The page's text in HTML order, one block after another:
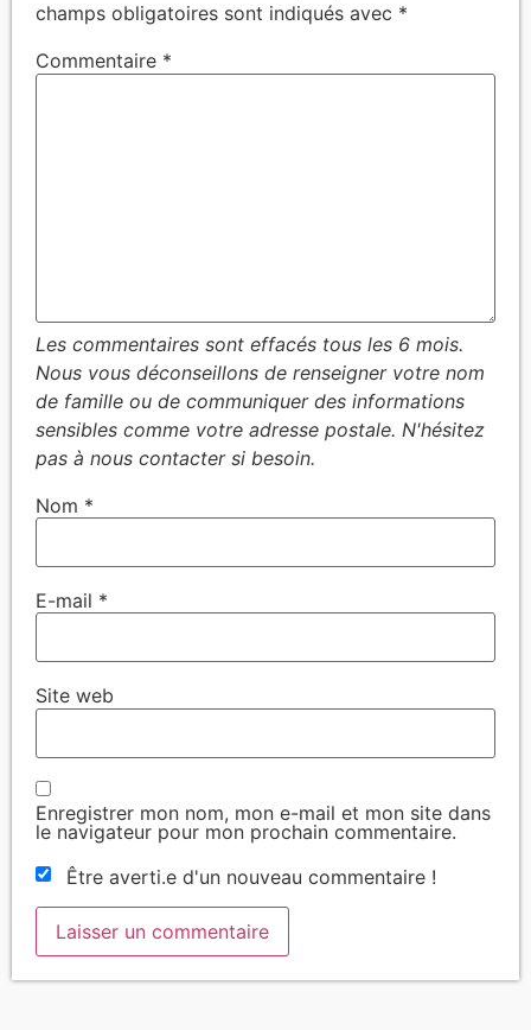
champs obligatoires sont indiqués avec *
Commentaire *
Nom *
E-mail *
Site web
Enregistrer mon nom, mon e-mail et mon site dans
le navigateur pour mon prochain commentaire.
Être averti.e d'un nouveau commentaire !